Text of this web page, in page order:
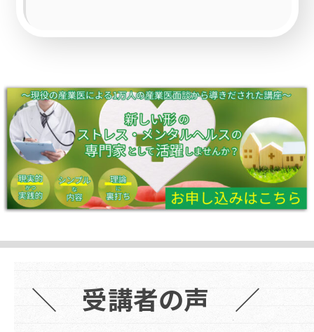
＼ 受講者の声 ／